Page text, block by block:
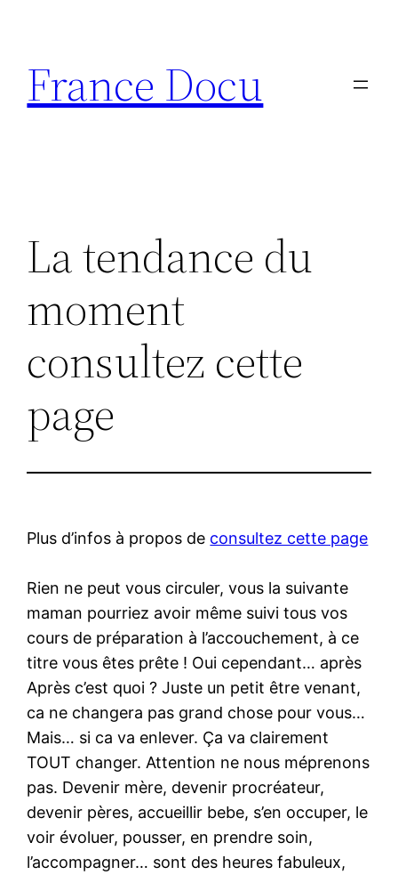
contenu
France Docu
La tendance du
moment
consultez cette
page
Plus d’infos à propos de consultez cette page
Rien ne peut vous circuler, vous la suivante
maman pourriez avoir même suivi tous vos
cours de préparation à l’accouchement, à ce
titre vous êtes prête ! Oui cependant… après
Après c’est quoi ? Juste un petit être venant,
ca ne changera pas grand chose pour vous…
Mais… si ca va enlever. Ça va clairement
TOUT changer. Attention ne nous méprenons
pas. Devenir mère, devenir procréateur,
devenir pères, accueillir bebe, s’en occuper, le
voir évoluer, pousser, en prendre soin,
l’accompagner… sont des heures fabuleux,